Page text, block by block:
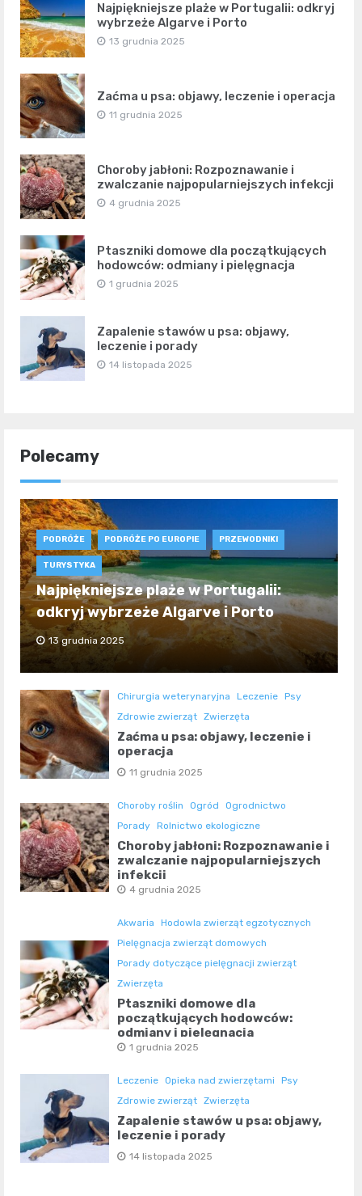
Najpiękniejsze plaże w Portugalii: odkryj
wybrzeże Algarve i Porto
13 grudnia 2025
Zaćma u psa: objawy, leczenie i operacja
11 grudnia 2025
Choroby jabłoni: Rozpoznawanie i
zwalczanie najpopularniejszych infekcji
4 grudnia 2025
Ptaszniki domowe dla początkujących
hodowców: odmiany i pielęgnacja
1 grudnia 2025
Zapalenie stawów u psa: objawy,
leczenie i porady
14 listopada 2025
Polecamy
PODRÓŻE PODRÓŻE PO EUROPIE PRZEWODNIKI
TURYSTYKA
Najpiękniejsze plaże w Portugalii:
odkryj wybrzeże Algarve i Porto
13 grudnia 2025
Chirurgia weterynaryjna Leczenie Psy
Zdrowie zwierząt Zwierzęta
Zaćma u psa: objawy, leczenie i
operacja
11 grudnia 2025
Choroby roślin Ogród
Ogrodnictwo
Porady Rolnictwo ekologiczne
Choroby jabłoni: Rozpoznawanie i
zwalczanie najpopularniejszych
infekcji
4 grudnia 2025
Akwaria
Hodowla zwierząt egzotycznych
Pielęgnacja zwierząt domowych
Porady dotyczące pielęgnacji zwierząt
Zwierzęta
Ptaszniki domowe dla
początkujących hodowców:
odmiany i pielęgnacja
1 grudnia 2025
Leczenie Opieka nad zwierzętami
Psy
Zdrowie zwierząt Zwierzęta
Zapalenie stawów u psa: objawy,
leczenie i porady
14 listopada 2025